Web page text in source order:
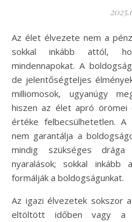
Az élet élvezete nem a pénz mennyiségétől függ, hanem
sokkal inkább attól,
mindennapokat. A
de jelentőségteljes
milliomosok, ugyanúgy
hiszen az élet apró örömei
értéke felbecsülhetetlen.
nem garantálja a
mindig szükséges
nyaralások; sokkal inkább
formálják a boldogságunkat.
Az igazi élvezetek sokszor
eltöltött időben vagy a